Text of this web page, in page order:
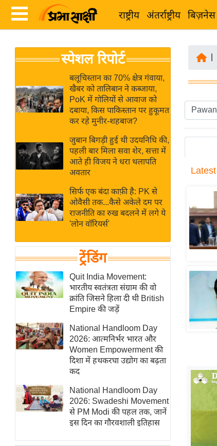
राष्ट्रीय अंतर्राष्ट्रीय बिज़नेस
News
Hindi
Hindi
Live
News in
Hindi
News
Hindi
Videos
ब
र
अंतर्राष्ट्रीय
बिज़नेस
उद्योग
विशेषज्ञ
राय
खेल
क्रिकेट
IPL
2026
ई-पेपर
मिसाल बेमिसाल
शख्सियत
यंग इंडिया
साहित्य जगत
ऑटो वर्ल्ड
न्यूज ब्रीफ
स्पेशल रिपोर्ट
बलूचिस्तान का 70% क्षेत्र गंवाया,
खैबर को तालिबान ने कब्जाया,
PoK में गोलियों से आवाज को
दबाया, किस पाकिस्तान पर हुकूमत
कर रहे मुनीर-शहबाज?
जुबान बिगड़ी हुई थी उदयनिधि की,
पहली बार मिला सवा शेर, सत्ता में
आते ही विजय ने धरा थलापति
अवतार
सिर्फ एक बंदा काफ़ी है: PK से
ओवैसी तक...कैसे अकेले दम पर
राजनीति का रुख बदलने में लगे ये
'लोन वॉरियर्स'
ट्रेंडिंग
Quit India Movement:
भारतीय स्वतंत्रता संग्राम की वो
क्रांति जिसने हिला दी थी British
Empire की जड़ें
National Handloom Day
2026: आत्मनिर्भर भारत और
Women Empowerment की
दिशा में हथकरघा उद्योग का बढ़ता
कद
National Handloom Day
2026: Swadeshi Movement
से PM Modi की पहल तक, जानें
इस दिन का गौरवशाली इतिहास
Latest